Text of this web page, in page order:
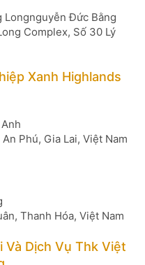
Longnguyễn Đức Bằng
Complex, Số 30 Lý
Xanh Highlands
Phú, Gia Lai, Việt Nam
Thanh Hóa, Việt Nam
Và Dịch Vụ Thk Việt